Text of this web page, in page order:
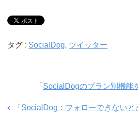
タグ : SocialDog, ツイッター
「 SocialDogのプラン別機能
「 SocialDog：フォローできないと